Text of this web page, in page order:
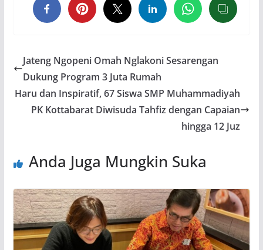
Jateng Ngopeni Omah Nglakoni Sesarengan
Dukung Program 3 Juta Rumah
Haru dan Inspiratif, 67 Siswa SMP Muhammadiyah
PK Kottabarat Diwisuda Tahfiz dengan Capaian
hingga 12 Juz
Anda Juga Mungkin Suka